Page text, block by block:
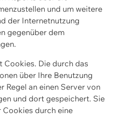
und um weitere
der Internetnutzung
gegenüber dem
Die durch das
über Ihre Benutzung
Regel an einen Server von
und dort gespeichert. Sie
Cookies durch eine